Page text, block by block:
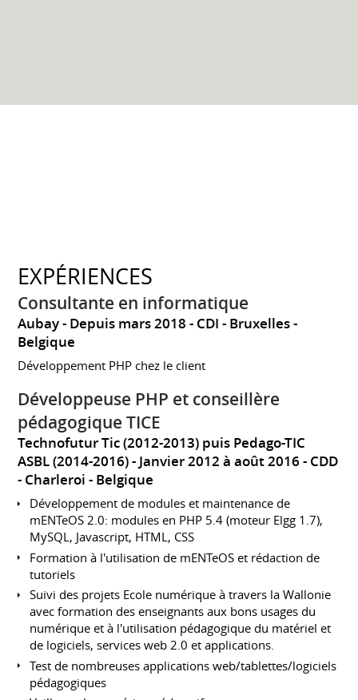
EXPÉRIENCES
Consultante en informatique
Aubay Depuis mars 2018 CDI
Bruxelles
Belgique
Développement PHP chez le client
Développeuse PHP et conseillère
pédagogique TICE
Technofutur Tic (2012-2013) puis Pedago-TIC
ASBL (2014-2016)
Janvier 2012 à août 2016 CDD
Charleroi
Belgique
Développement de modules et maintenance de
mENTeOS 2.0: modules en PHP 5.4 (moteur Elgg 1.7),
MySQL, Javascript, HTML, CSS
Formation à l'utilisation de mENTeOS et rédaction de
tutoriels
Suivi des projets Ecole numérique à travers la Wallonie
avec formation des enseignants aux bons usages du
numérique et à l'utilisation pédagogique du matériel et
de logiciels, services web 2.0 et applications.
Test de nombreuses applications web/tablettes/logiciels
pédagogiques